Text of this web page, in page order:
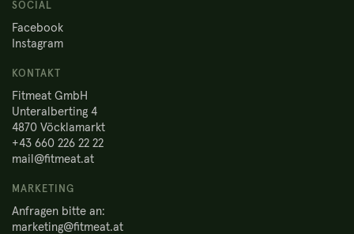
SOCIAL
Facebook
Instagram
KONTAKT
Fitmeat GmbH
Unteralberting 4
4870 Vöcklamarkt
+43 660 226 22 22
mail@fitmeat.at
MARKETING
Anfragen bitte an:
marketing@fitmeat.at